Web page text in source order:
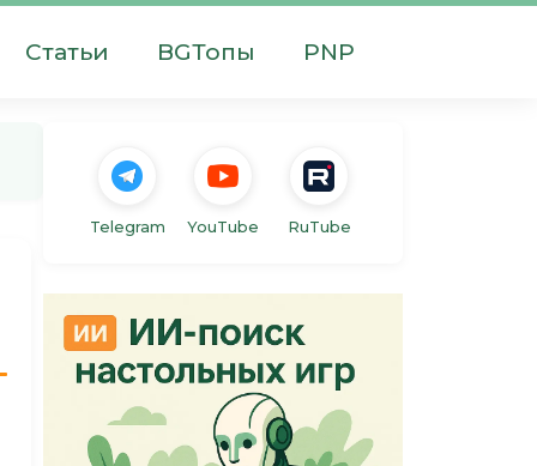
Статьи BGТопы PNP
Telegram YouTube RuTube